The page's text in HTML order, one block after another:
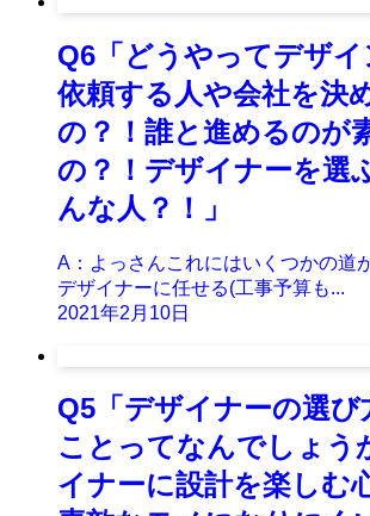
Q6「どうやってデザイ
依頼する人や会社を決
の？！誰と進めるのが
の？！デザイナーを選
んな人？！」
A：よっさんこれにはいくつかの道
デザイナーに任せる(工事予算も...
2021年2月10日
Q5「デザイナーの選び
ことってなんでしょう
イナーに設計を楽しむ